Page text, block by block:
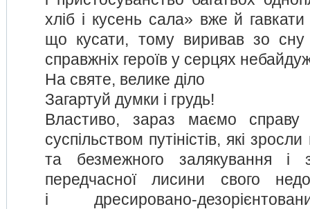
хліб і кусень сала» вже й
що кусати, тому виривав зо сну
справжніх героїв у серцях
На святе, велике діло
Загартуй думки і грудь!
Властиво, зараз маємо справу
суспільством путіністів, які
та безмежного залякування і
передчасної лисини свого
і дресировано-